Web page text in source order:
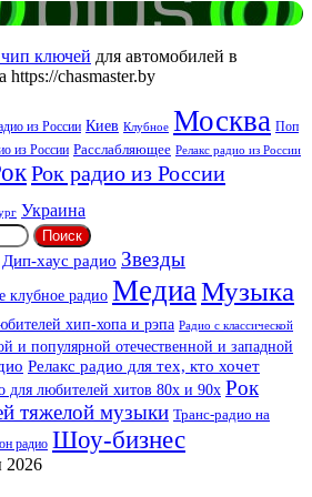
чип ключей для автомобилей в
https://chasmaster.by
из России Киев Клубное Москва Поп
из России Расслабляющее Релакс радио из России
Рок радио из России
Украина
Дип-хаус радио Звезды
клубное радио МедиаМузыка
хип-хопа и рэпа Радио с классической
и популярной отечественной и западной
Релакс радио для тех, кто хочет
для любителей хитов 80х и 90х Рок
тяжелой музыки Транс-радио на
радио Шоу-бизнес
2026